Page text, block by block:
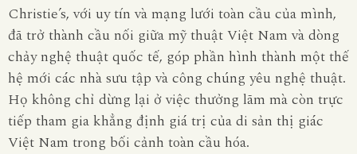
Christie’s, với uy tín và mạng lưới toàn cầu của mình,
đã trở thành cầu nối giữa mỹ thuật Việt Nam và dòng
chảy nghệ thuật quốc tế, góp phần hình thành một thế
hệ mới các nhà sưu tập và công chúng yêu nghệ thuật.
Họ không chỉ dừng lại ở việc thưởng lãm mà còn trực
tiếp tham gia khẳng định giá trị của di sản thị giác
Việt Nam trong bối cảnh toàn cầu hóa.